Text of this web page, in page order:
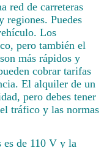
red de carreteras
regiones. Puedes
Los
pero también el
más rápidos y
cobrar tarifas
El alquiler de un
pero debes tener
tráfico y las normas
de 110 V y la